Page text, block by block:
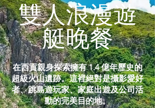
雙人浪漫遊
艇晚餐
​​​在西貢親身探索擁有 1.4 億年歷史的
超級火山遺跡。這裡絕對是攝影愛好
者、跳島遊玩家、家庭出遊及公司活
動的完美目的地。